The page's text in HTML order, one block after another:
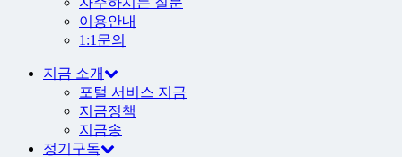
이용안내
1:1문의
지금 소개
포털 서비스 지금
지금정책
지금송
정기구독